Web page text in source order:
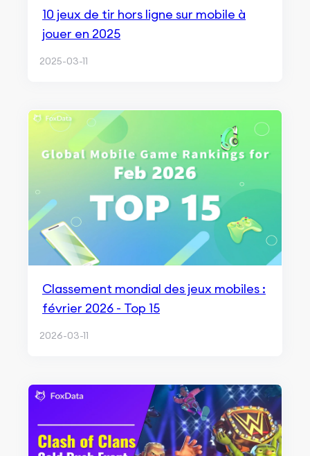
10 jeux de tir hors ligne sur mobile à
jouer en 2025
2025-03-11
Classement mondial des jeux mobiles :
février 2026 - Top 15
2026-03-11